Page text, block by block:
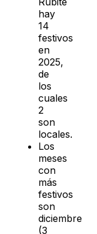
hay
14
festivos
en
2025,
de
los
cuales
2
son
locales.
Los
meses
con
más
festivos
son
diciembre
(3